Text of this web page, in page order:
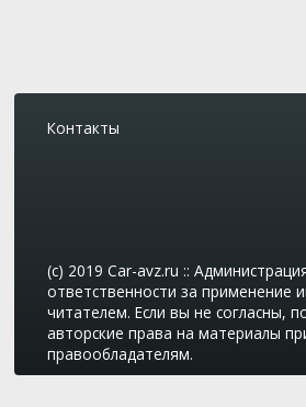
Контакты
(c) 2019 Car-avz.ru ::
ответственности за применение
читателем. Если вы не согласны,
авторские права на материалы
правообладателям.